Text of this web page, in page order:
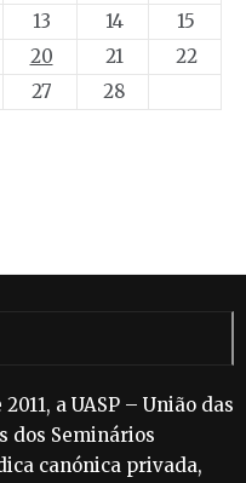
13 14
15
20 21
22
27 28
a UASP – União das
dos Seminários
canónica privada,